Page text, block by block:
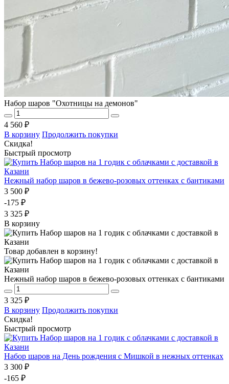
Набор шаров "Охотницы на демонов"
4 560 ₽
В корзину Продолжить покупки
Скидка!
Быстрый просмотр
Нежный набор шаров в бежево-розовых оттенках с бантиками
3 500 ₽
-175 ₽
3 325 ₽
В корзину
Товар добавлен в корзину!
Нежный набор шаров в бежево-розовых оттенках с бантиками
3 325 ₽
В корзину Продолжить покупки
Скидка!
Быстрый просмотр
Набор шаров на День рождения с Мишкой в нежных оттенках
3 300 ₽
-165 ₽